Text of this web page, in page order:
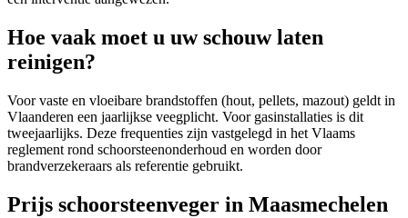
Hoe vaak moet u uw schouw laten
reinigen?
Voor vaste en vloeibare brandstoffen (hout, pellets, mazout) geldt in
Vlaanderen een jaarlijkse veegplicht. Voor gasinstallaties is dit
tweejaarlijks. Deze frequenties zijn vastgelegd in het Vlaams
reglement rond schoorsteenonderhoud en worden door
brandverzekeraars als referentie gebruikt.
Prijs schoorsteenveger in Maasmechelen